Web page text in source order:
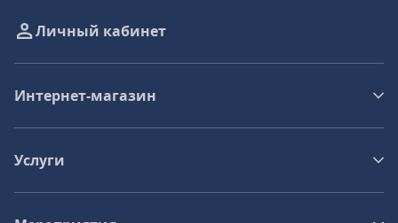
Личный кабинет
Интернет-магазин
Услуги